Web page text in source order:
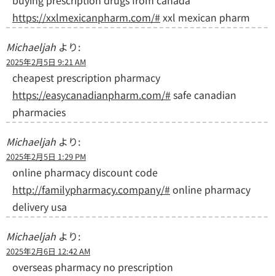
https://xxlmexicanpharm.com/#xxl mexican pharm
Michaeljah より:
2025年2月5日 9:21 AM
cheapest prescription pharmacy
https://easycanadianpharm.com/#safe canadian
pharmacies
Michaeljah より:
2025年2月5日 1:29 PM
online pharmacy discount code
http://familypharmacy.company/#online pharmacy
delivery usa
Michaeljah より:
2025年2月6日 12:42 AM
overseas pharmacy no prescription